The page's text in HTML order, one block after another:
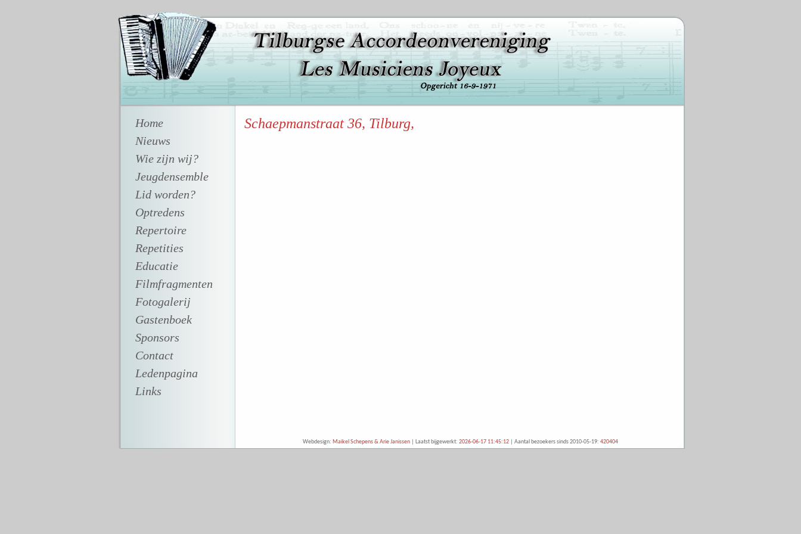
Home
Nieuws
Wie zijn wij?
Jeugdensemble
Lid worden?
Optredens
Repertoire
Repetities
Educatie
Filmfragmenten
Fotogalerij
Gastenboek
Sponsors
Contact
Ledenpagina
Links
Schaepmanstraat 36, Tilburg,
Webdesign: Maikel Schepens & Arie Janissen| Laatst bijgewerkt: 2026-06-17 11:45:12| Aantal bezoekers sinds 2010-05-19: 420404